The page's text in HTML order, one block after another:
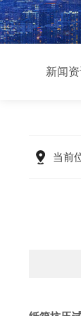
新闻
当前